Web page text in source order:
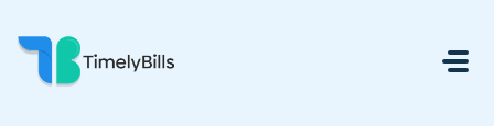
Salta Al Contenuto Principale